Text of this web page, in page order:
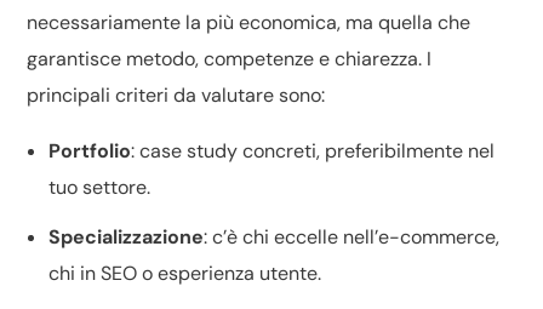
necessariamente la più economica, ma quella che
garantisce metodo, competenze e chiarezza. I
principali criteri da valutare sono:
Portfolio: case study concreti, preferibilmente nel
tuo settore.
Specializzazione: c’è chi eccelle nell’e-commerce,
chi in SEO oesperienza utente.